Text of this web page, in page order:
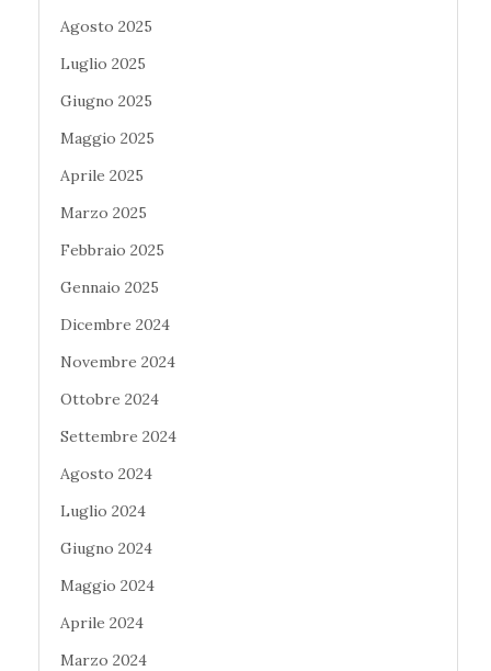
Agosto 2025
Luglio 2025
Giugno 2025
Maggio 2025
Aprile 2025
Marzo 2025
Febbraio 2025
Gennaio 2025
Dicembre 2024
Novembre 2024
Ottobre 2024
Settembre 2024
Agosto 2024
Luglio 2024
Giugno 2024
Maggio 2024
Aprile 2024
Marzo 2024